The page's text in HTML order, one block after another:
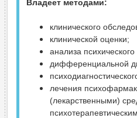
Владеет методами:
клинического
клинической оценки;
анализа
дифференциальной
лечения
(лекарственными)